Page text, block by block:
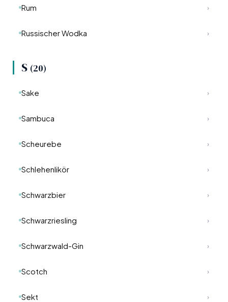
Rum ›
Russischer Wodka ›
S (20)
Sake ›
Sambuca ›
Scheurebe ›
Schlehenlikör ›
Schwarzbier ›
Schwarzriesling ›
Schwarzwald-Gin ›
Scotch ›
Sekt ›